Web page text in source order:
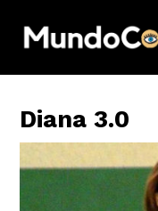
Diana 3.0